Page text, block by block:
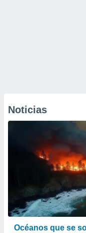
Noticias
Océanos que se